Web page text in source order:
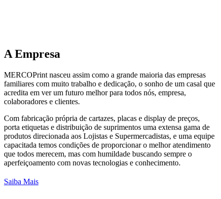
AEmpresa
MERCOPrint nasceu assim como a grande maioria das empresas
familiares com muito trabalho e dedicação, o sonho de um casal que
acredita em ver um futuro melhor para todos nós, empresa,
colaboradores e clientes.
Com fabricação própria de cartazes, placas e display de preços,
porta etiquetas e distribuição de suprimentos uma extensa gama de
produtos direcionada aos Lojistas e Supermercadistas, e uma equipe
capacitada temos condições de proporcionar o melhor atendimento
que todos merecem, mas com humildade buscando sempre o
aperfeiçoamento com novas tecnologias e conhecimento.
Saiba Mais